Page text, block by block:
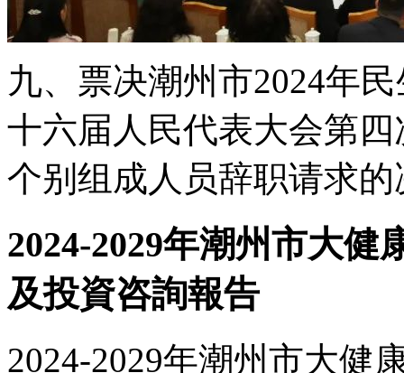
九、票决潮州市2024年
十六届人民代表大会第
个别组成人员辞职请求
2024-2029年潮州市大
及投資咨詢報告
2024-2029年潮州市大健